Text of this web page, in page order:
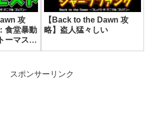
攻
食堂暴動
ーマス
【Back to the Dawn 攻
略】盗人猛々しい
スポンサーリンク